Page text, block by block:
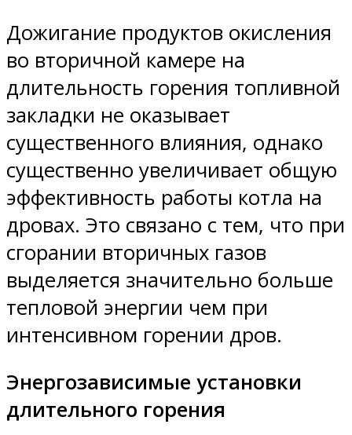
Дожигание продуктов окисления
во вторичной камере на
длительность горения топливной
закладки не оказывает
существенного влияния, однако
существенно увеличивает общую
эффективность работы котла на
дровах. Это связано с тем, что при
сгорании вторичных газов
выделяется значительно больше
тепловой энергии чем при
интенсивном горении дров.
Энергозависимые установки
длительного горения